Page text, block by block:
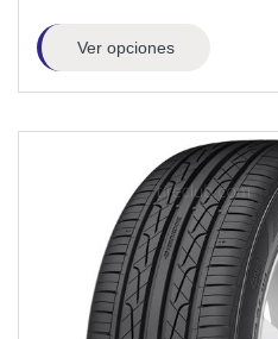
Ver opciones